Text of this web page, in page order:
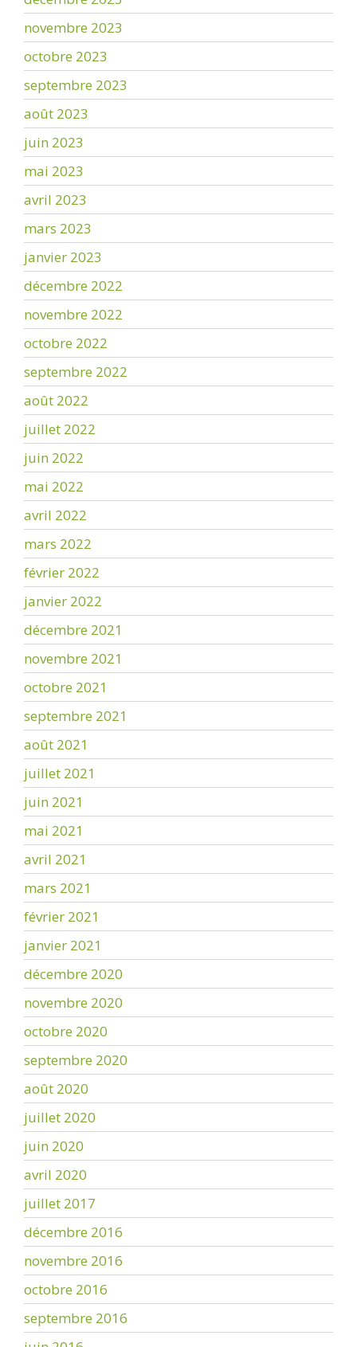
novembre 2023
octobre 2023
septembre 2023
août 2023
juin 2023
mai 2023
avril 2023
mars 2023
janvier 2023
décembre 2022
novembre 2022
octobre 2022
septembre 2022
août 2022
juillet 2022
juin 2022
mai 2022
avril 2022
mars 2022
février 2022
janvier 2022
décembre 2021
novembre 2021
octobre 2021
septembre 2021
août 2021
juillet 2021
juin 2021
mai 2021
avril 2021
mars 2021
février 2021
janvier 2021
décembre 2020
novembre 2020
octobre 2020
septembre 2020
août 2020
juillet 2020
juin 2020
avril 2020
juillet 2017
décembre 2016
novembre 2016
octobre 2016
septembre 2016